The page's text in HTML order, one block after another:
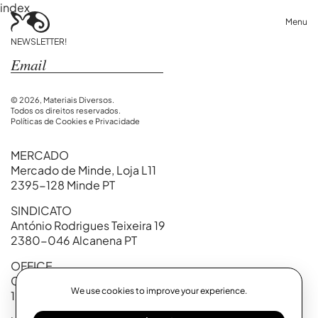
Menu
index
NEWSLETTER!
© 2026, Materiais Diversos.
Todos os direitos reservados.
Políticas de Cookies e Privacidade
MERCADO
Mercado de Minde, Loja L11
2395-128 Minde PT
SINDICATO
António Rodrigues Teixeira 19
2380-046 Alcanena PT
OFFICE
Calçada Marquês de Abrantes, 99
1200-718 Lisboa PTWe use cookies to improve your experience.